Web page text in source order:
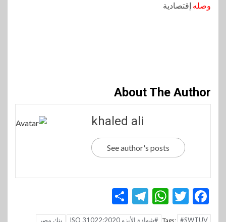
وصله إقتصادية
About The Author
khaled ali
See author's posts
Facebook
Twitter
WhatsApp
Telegram
Tags: #SWTUV #شهادة الأيزو ISO 31022:2020 بنك مصر